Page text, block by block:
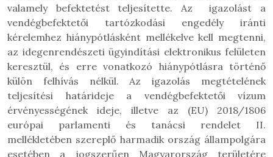
valamely befektetést teljesítette. Az
igazolást a
vendégbefektetői tartózkodási engedély iránti
kérelemhez hiánypótlásként mellékelve kell megtenni,
az idegenrendészeti ügyindítási elektronikus felületen
keresztül, és erre vonatkozó hiánypótlásra történő
külön felhívás nélkül. Az igazolás megtételének
teljesítési határideje a vendégbefektetői vízum
érvényességének ideje, illetve az (EU) 2018/1806
európai parlamenti és tanácsi rendelet II.
mellékletében szereplő harmadik ország állampolgára
esetében a jogszerűen Magyarország területére